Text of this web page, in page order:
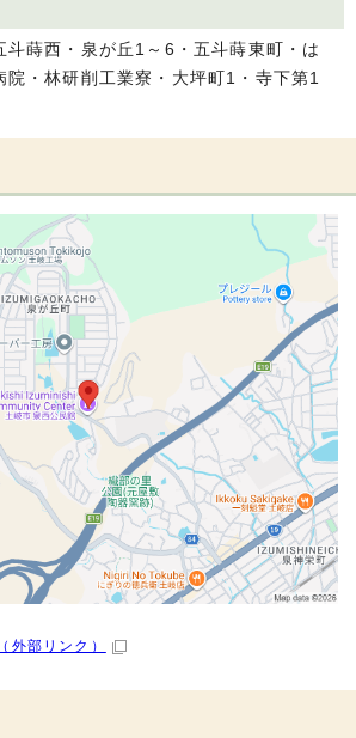
斗蒔西・泉が丘1～6・五斗蒔東町・は
院・林研削工業寮・大坪町1・寺下第1
（外部リンク）